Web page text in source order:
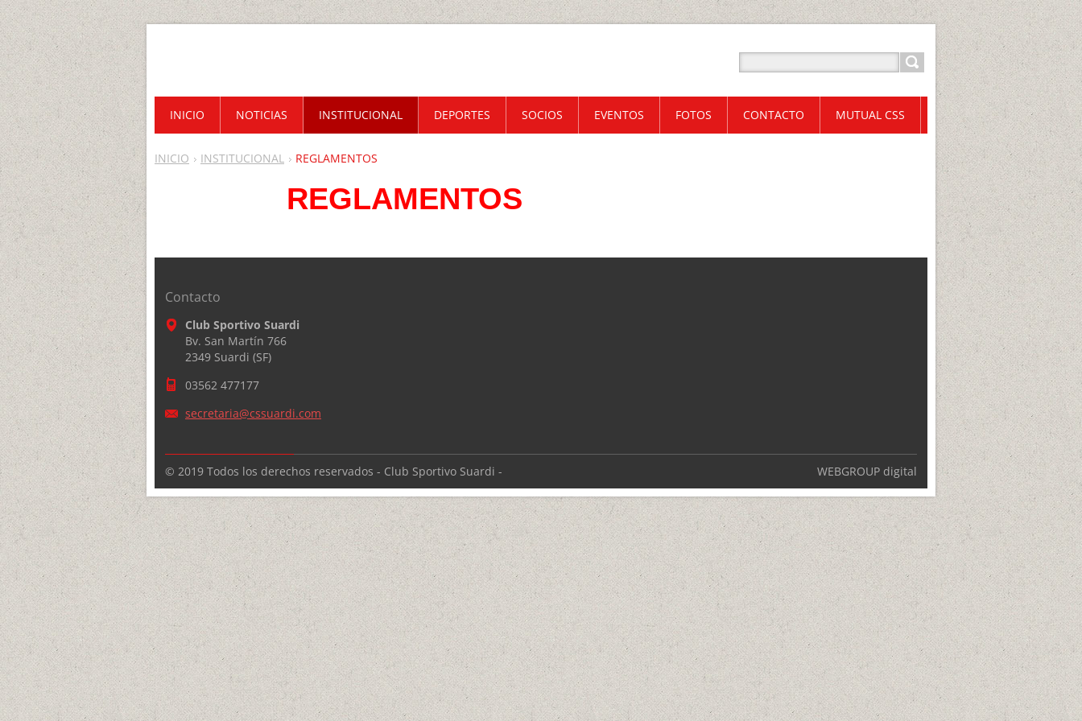
INICIO INSTITUCIONAL REGLAMENTOS
REGLAMENTOS
INICIO NOTICIAS INSTITUCIONAL DEPORTES SOCIOS EVENTOS FOTOS CONTACTO MUTUAL CSS
Contacto
Club Sportivo Suardi
Bv. San Martín 766
2349 Suardi (SF)
03562 477177
secretaria@cssuardi.com
© 2019 Todos los derechos reservados - Club Sportivo Suardi - WEBGROUP digital